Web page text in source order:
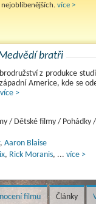
nejoblíbenějších. více >
bratři
z produkce
Americe, kde se
více >
/ Dětské filmy / Pohádky /
, Aaron Blaise
, Rick Moranis, ... více >
filmu Články